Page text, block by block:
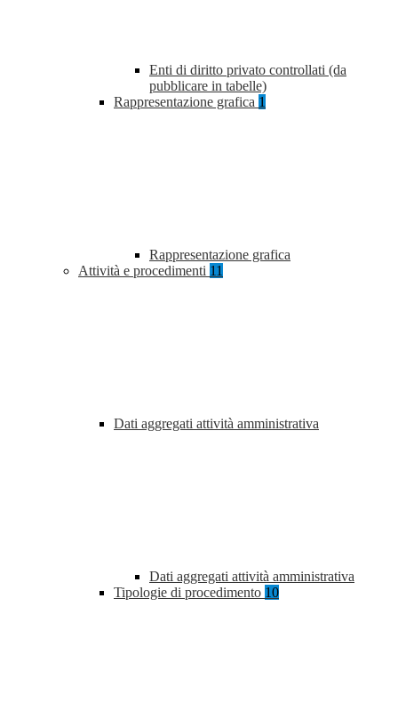
Enti di diritto privato controllati (da
pubblicare in tabelle)
Rappresentazione grafica 1
Rappresentazione grafica
Attività e procedimenti 11
Dati aggregati attività amministrativa
Dati aggregati attività amministrativa
Tipologie di procedimento 10